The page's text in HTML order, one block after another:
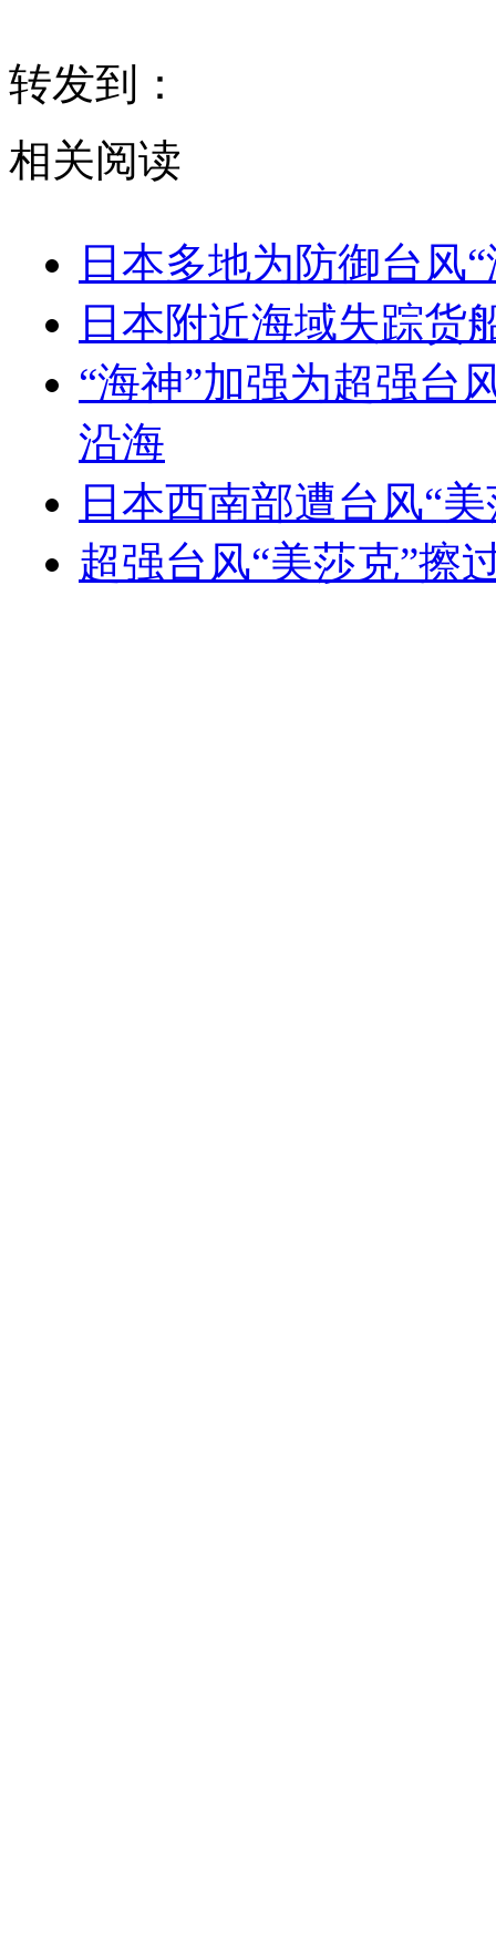
转发到：
相关阅读
日本多地为防御台风
日本附近海域失踪货
“海神”加强为超强台
沿海
日本西南部遭台风“
超强台风“美莎克”擦